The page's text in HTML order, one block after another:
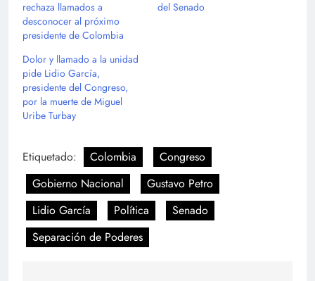
rechaza llamados a
desconocer al próximo
presidente de Colombia
del Senado
Dolor y llamado a la unidad
pide Lidio García,
presidente del Congreso,
por la muerte de Miguel
Uribe Turbay
Etiquetado: Colombia
Congreso
Gobierno Nacional
Gustavo Petro
Lidio García
Política
Senado
Separación de Poderes